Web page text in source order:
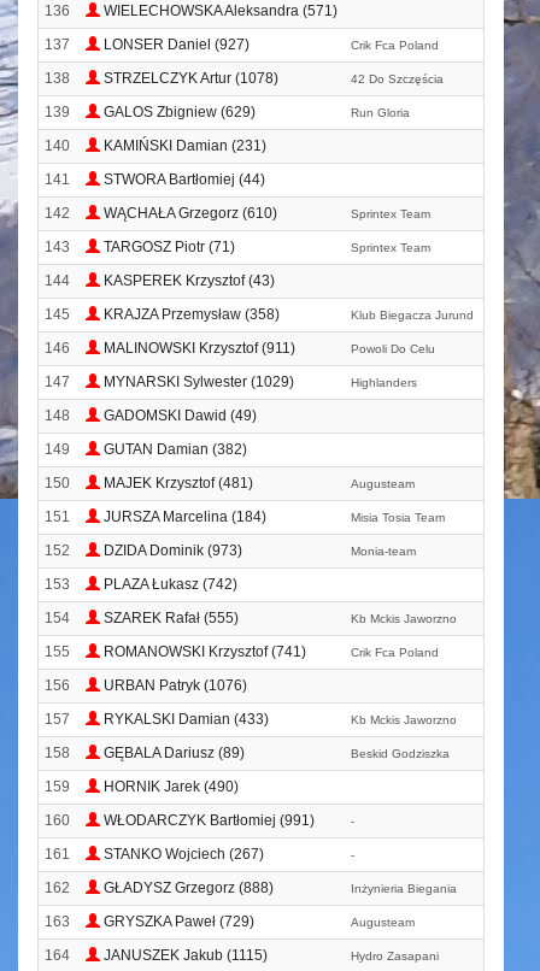
136
WIELECHOWSKA Aleksandra (571)
137
LONSER Daniel (927) Crik Fca Poland
138 STRZELCZYK Artur (1078) 42 Do Szczęścia
139 GALOS Zbigniew (629) Run Gloria
140
KAMIŃSKI Damian (231)
141
STWORA Bartłomiej (44)
142
WĄCHAŁA Grzegorz (610) Sprintex Team
143 TARGOSZ Piotr (71) Sprintex Team
144
KASPEREK Krzysztof (43)
145
KRAJZA Przemysław (358) Klub Biegacza Jurund
146 MALINOWSKI Krzysztof (911) Powoli Do Celu
147 MYNARSKI Sylwester (1029) Highlanders
148
GADOMSKI Dawid (49)
149
GUTAN Damian (382)
150
MAJEK Krzysztof (481) Augusteam
151 JURSZA Marcelina (184) Misia Tosia Team
152 DZIDA Dominik (973) Monia-team
153
PLAZA Łukasz (742)
154
SZAREK Rafał (555) Kb Mckis Jaworzno
155 ROMANOWSKI Krzysztof (741) Crik Fca Poland
156
URBAN Patryk (1076)
157
RYKALSKI Damian (433) Kb Mckis Jaworzno
158 GĘBALA Dariusz (89) Beskid Godziszka
159
HORNIK Jarek (490)
160
WŁODARCZYK Bartłomiej (991) -
161 STANKO Wojciech (267) -
162 GŁADYSZ Grzegorz (888) Inżynieria Biegania
163 GRYSZKA Paweł (729) Augusteam
164 JANUSZEK Jakub (1115) Hydro Zasapani